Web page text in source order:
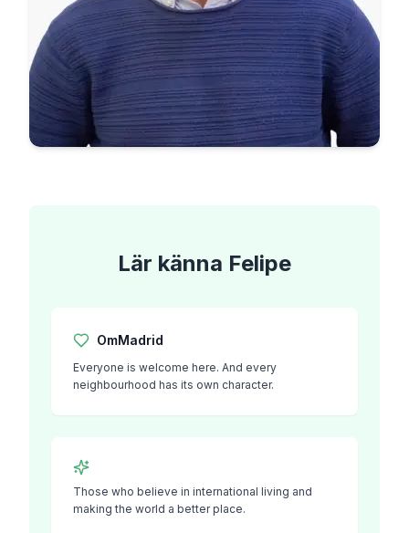
Lär känna Felipe
OmMadrid
Everyone is welcome here. And every
neighbourhood has its own character.
Those who believe in international living and
making the world a better place.